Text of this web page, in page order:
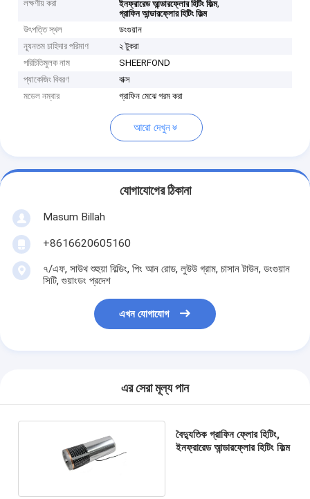
লক্ষণীয় করা
ইনফ্রারেড আন্ডারফ্লোর হিটিং ফিল্ম,
গ্রাফিন আন্ডারফ্লোর হিটিং ফিল্ম
উৎপত্তি স্থল
ডংগুয়ান
ন্যূনতম চাহিদার পরিমাণ
২ টুকরা
পরিচিতিমুলক নাম
SHEERFOND
প্যাকেজিং বিবরণ
বাক্স
মডেল নম্বার
গ্রাফিন মেঝে গরম করা
আরো দেখুন
যোগাযোগের ঠিকানা
Masum Billah
+8616620605160
৭/এফ, সাউথ শুহুয়া বিল্ডিং, পিং আন রোড, লুউউ গ্রাম, চাসান টাউন, ডংগুয়ান
সিটি, গুয়াংডং প্রদেশ
এখন যোগাযোগ
এর সেরা মূল্য পান
বৈদ্যুতিক গ্রাফিন ফ্লোর হিটিং,
ইনফ্রারেড আন্ডারফ্লোর হিটিং ফিল্ম